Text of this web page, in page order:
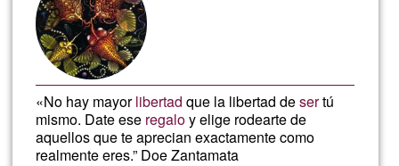
«No hay mayorlibertad que la libertad desertú
mismo. Date ese regaloy elige rodearte de
aquellos que te aprecian exactamente como
realmente eres.” Doe Zantamata